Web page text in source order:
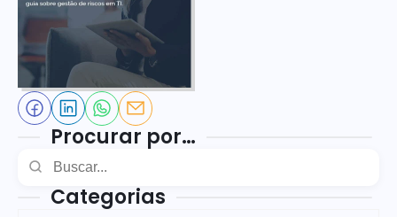
Procurar por…
Categorias